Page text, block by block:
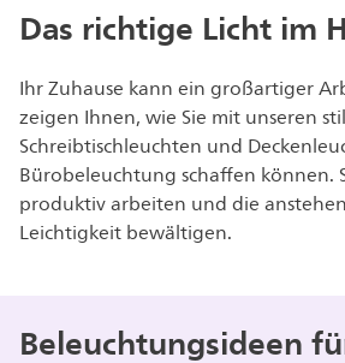
Das richtige Licht im
Ihr Zuhause kann ein großartiger
zeigen Ihnen, wie Sie mit unseren
Schreibtischleuchten und
Bürobeleuchtung schaffen können.
produktiv arbeiten und die
Leichtigkeit bewältigen.
Beleuchtungsideen